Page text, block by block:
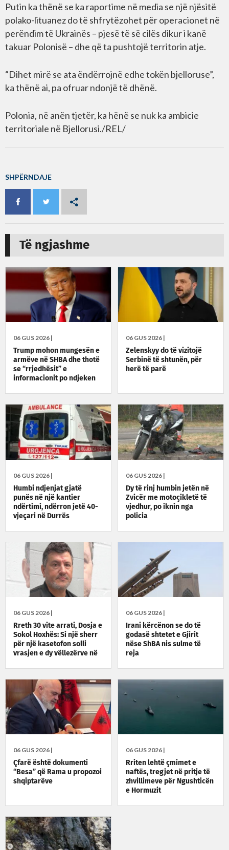
Putin ka thënë se ka raportime në media se një njësitë
polako-lituanez do të shfrytëzohet për operacionet në
perëndim të Ukrainës – pjesë të së cilës dikur i kanë
takuar Polonisë – dhe që ta pushtojë territorin atje.
“Dihet mirë se ata ëndërrojnë edhe tokën bjelloruse”,
ka thënë ai, pa ofruar ndonjë të dhënë.
Polonia, në anën tjetër, ka hënë se nuk ka ambicie
territoriale në Bjellorusi./REL/
SHPËRNDAJE
Të ngjashme
06 GUS 2026 |
Trump mohon mungesën e
armëve në SHBA dhe thotë
se “rrjedhësit” e
informacionit po ndjeken
06 GUS 2026 |
Zelenskyy do të vizitojë
Serbinë të shtunën, për
herë të parë
06 GUS 2026 |
Humbi ndjenjat gjatë
punës në një kantier
ndërtimi, ndërron jetë 40-
vjeçari në Durrës
06 GUS 2026 |
Dy të rinj humbin jetën në
Zvicër me motoçikletë të
vjedhur, po iknin nga
policia
06 GUS 2026 |
Rreth 30 vite arrati, Dosja e
Sokol Hoxhës: Si një sherr
për një kasetofon solli
vrasjen e dy vëllezërve në
06 GUS 2026 |
Irani kërcënon se do të
godasë shtetet e Gjirit
nëse ShBA nis sulme të
reja
06 GUS 2026 |
Çfarë është dokumenti
“Besa” që Rama u propozoi
shqiptarëve
06 GUS 2026 |
Rriten lehtë çmimet e
naftës, tregjet në pritje të
zhvillimeve për Ngushticën
e Hormuzit